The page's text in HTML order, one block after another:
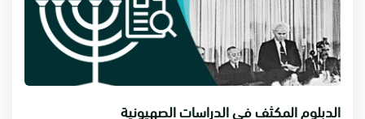
الدبلوم المكثف في الدراسات الصهيونية